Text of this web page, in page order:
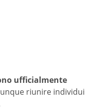
ufficialmente
riunire individui